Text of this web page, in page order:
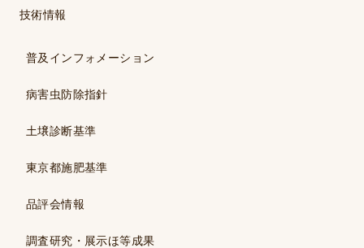
技術情報
普及インフォメーション
病害虫防除指針
土壌診断基準
東京都施肥基準
品評会情報
調査研究・展示ほ等成果